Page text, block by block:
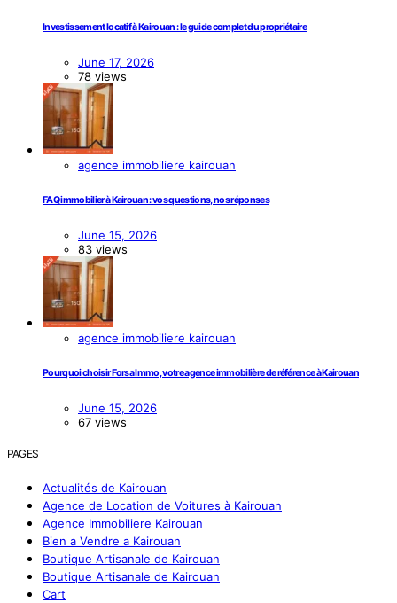
Investissement locatif à Kairouan : le guide complet du propriétaire
June 17, 2026
78 views
agence immobiliere kairouan
FAQ immobilier à Kairouan : vos questions, nos réponses
June 15, 2026
83 views
agence immobiliere kairouan
Pourquoi choisir Forsa Immo, votre agence immobilière de référence à Kairouan
June 15, 2026
67 views
PAGES
Actualités de Kairouan
Agence de Location de Voitures à Kairouan
Agence Immobiliere Kairouan
Bien a Vendre a Kairouan
Boutique Artisanale de Kairouan
Boutique Artisanale de Kairouan
Cart